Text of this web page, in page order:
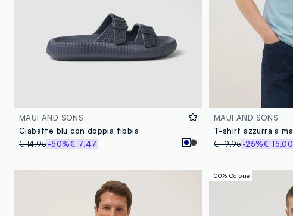
MAUI AND SONS
Ciabatte blu con doppia fibbia
€ 14,95-50%€ 7,47
MAUI AND SONS
€ 19,95-25%€ 15,00
100% Cotone